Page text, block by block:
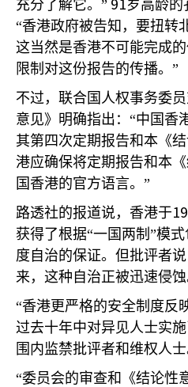
充分了解它。”
岁高龄的
“香港政府被告知，要扭转
这当然是香港不可能完成
限制对这份报告的传播。”
不过，联合国人权事务委
意见》明确指出：“中国香
其第四次定期报告和本《
港应确保将定期报告和本
国香港的官方语言。”
路透社的报道说，香港于
获得了根据“一国两制”模
度自治的保证。但批评者
来，这种自治正被迅速侵蚀
“香港更严格的安全制度反
过去十年中对异见人士实
围内监禁批评者和维权人士
“委员会的审查和《结论性